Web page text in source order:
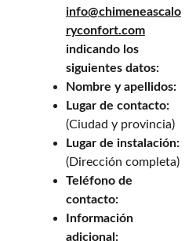
info@chimeneascalo
ryconfort.com
indicando los
siguientes datos:
Nombre y apellidos:
Lugar de contacto:
(Ciudad y provincia)
Lugar de instalación:
(Dirección completa)
Teléfono de
contacto:
Información
adicional: